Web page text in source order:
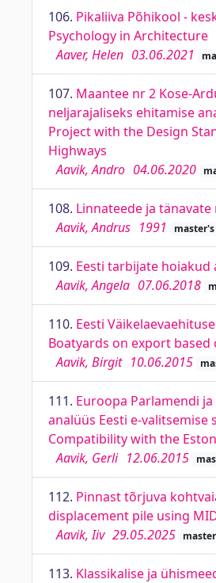
106. Pikaliiva Põhikool -
Psychology in Architecture
Aaver, Helen 03.06.2021
107. Maantee nr 2 Kose-
neljarajaliseks ehitamise
Project with the Design
Highways
Aavik, Andro 04.06.2020
108. Linnateede ja
Aavik, Andrus 1991
109. Eesti tarbijate
Aavik, Angela 07.06.2018
110. Eesti
Boatyards on export
Aavik, Birgit 10.06.2015
111. Euroopa Parlamendi
analüüs Eesti e-valitsemise
Compatibility with the
Aavik, Gerli 12.06.2015
112. Pinnast tõrjuva
displacement pile using
Aavik, Iiv 29.05.2025
113. Klassikalise ja